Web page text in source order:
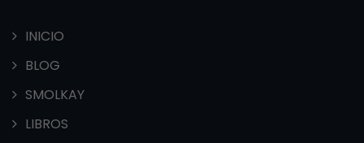
INICIO
BLOG
SMOLKAY
LIBROS